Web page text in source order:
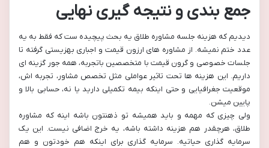
جمع بندی و نتیجه گیری نهایی
دیدیم که هزینه جلسه مشاوره طلاق یه بحث پیچیده ست که فقط به یه
عدد ختم نمیشه. از مشاوره های ارزون قیمت و اجباری بهزیستی گرفته تا
جلسات خصوصی و گرون قیمت با متخصصین باتجربه، همه جور گزینه ای
داریم. این هزینه ها تحت تاثیر عواملی مثل تخصص مشاور، تجربه اش،
موقعیت جغرافیایی و حتی اینکه بیمه تکمیلی دارید یا نه، حسابی بالا و
پایین میشن.
ولی چیزی که مهمه و باید همیشه تو ذهنتون باشه اینه که مشاوره
طلاق، هرچقدر هم هزینه داشته باشه، یه خرج اضافی نیست. این یک
سرمایه گذاری حیاتیه. سرمایه گذاری برای اینکه هم خودتون و هم